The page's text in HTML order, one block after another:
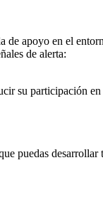
apoyo en el
de alerta:
su participación en
puedas